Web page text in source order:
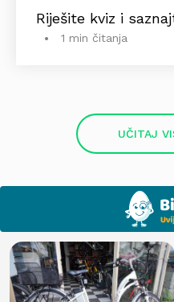
Riješite kviz i
1 min čitanja
UČITAJ